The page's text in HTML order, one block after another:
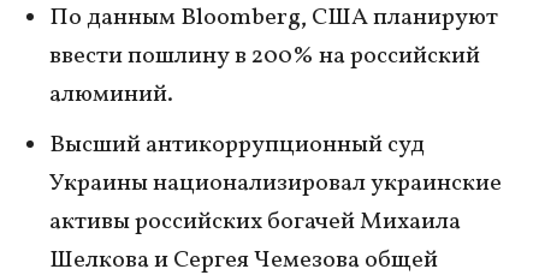
По данным Bloomberg, США планируют
ввести пошлину в 200% на российский
алюминий.
Высший антикоррупционный суд
Украины национализировал украинские
активы российских богачей Михаила
Шелкова и Сергея Чемезова общей